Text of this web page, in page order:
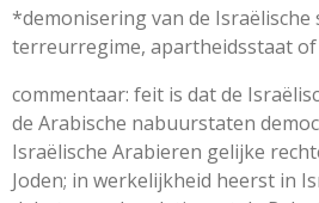
*demonisering van de Israëlische
terreurregime, apartheidsstaat of
commentaar: feit is dat de
de Arabische nabuurstaten
Israëlische Arabieren gelijke
Joden; in werkelijkheid heerst in